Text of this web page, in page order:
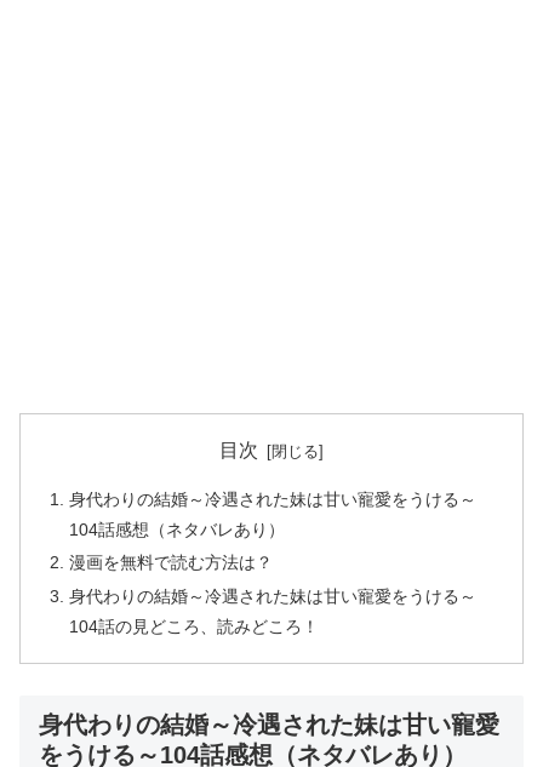
目次
身代わりの結婚～冷遇された妹は甘い寵愛をうける～
104話感想（ネタバレあり）
漫画を無料で読む方法は？
身代わりの結婚～冷遇された妹は甘い寵愛をうける～
104話の見どころ、読みどころ！
身代わりの結婚～冷遇された妹は甘い寵愛
をうける～104話感想（ネタバレあり）